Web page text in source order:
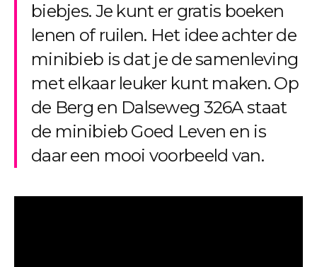
biebjes. Je kunt er gratis boeken
lenen of ruilen. Het idee achter de
minibieb is dat je de samenleving
met elkaar leuker kunt maken. Op
de Berg en Dalseweg 326A staat
de minibieb Goed Leven en is
daar een mooi voorbeeld van.